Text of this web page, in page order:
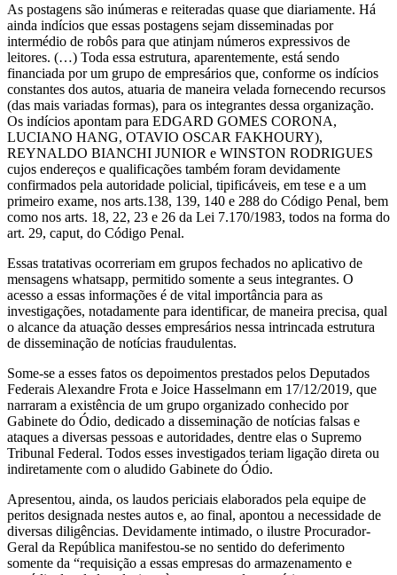
As postagens são inúmeras e reiteradas quase que diariamente. Há
ainda indícios que essas postagens sejam disseminadas por
intermédio de robôs para que atinjam números expressivos de
leitores. (…) Toda essa estrutura, aparentemente, está sendo
financiada por um grupo de empresários que, conforme os indícios
constantes dos autos, atuaria de maneira velada fornecendo recursos
(das mais variadas formas), para os integrantes dessa organização.
Os indícios apontam para EDGARD GOMES CORONA,
LUCIANO HANG, OTAVIO OSCAR FAKHOURY),
REYNALDO BIANCHI JUNIOR e WINSTON RODRIGUES
cujos endereços e qualificações também foram devidamente
confirmados pela autoridade policial, tipificáveis, em tese e a um
primeiro exame, nos arts.138, 139, 140 e 288 do Código Penal, bem
como nos arts. 18, 22, 23 e 26 da Lei 7.170/1983, todos na forma do
art. 29, caput, do Código Penal.
Essas tratativas ocorreriam em grupos fechados no aplicativo de
mensagens whatsapp, permitido somente a seus integrantes. O
acesso a essas informações é de vital importância para as
investigações, notadamente para identificar, de maneira precisa, qual
o alcance da atuação desses empresários nessa intrincada estrutura
de disseminação de notícias fraudulentas.
Some-se a esses fatos os depoimentos prestados pelos Deputados
Federais Alexandre Frota e Joice Hasselmann em 17/12/2019, que
narraram a existência de um grupo organizado conhecido por
Gabinete do Ódio, dedicado a disseminação de notícias falsas e
ataques a diversas pessoas e autoridades, dentre elas o Supremo
Tribunal Federal. Todos esses investigados teriam ligação direta ou
indiretamente com o aludido Gabinete do Ódio.
Apresentou, ainda, os laudos periciais elaborados pela equipe de
peritos designada nestes autos e, ao final, apontou a necessidade de
diversas diligências. Devidamente intimado, o ilustre Procurador-
Geral da República manifestou-se no sentido do deferimento
somente da “requisição a essas empresas do armazenamento e